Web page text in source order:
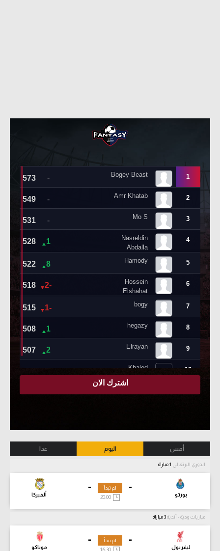
أمس اليوم غدا
الدوري البرتغالي
-
بورتو
-
ألفيركا
لم تبدأ
مباريات ودية - أندية
-
ليفربول
-
موناكو
لم تبدأ